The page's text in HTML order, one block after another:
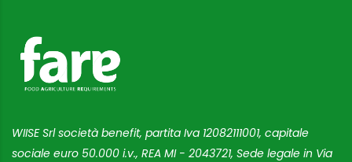
WIISE Srl società benefit, partita Iva 12082111001, capitale
sociale euro 50.000 i.v., REA MI - 2043721, Sede legale in Via